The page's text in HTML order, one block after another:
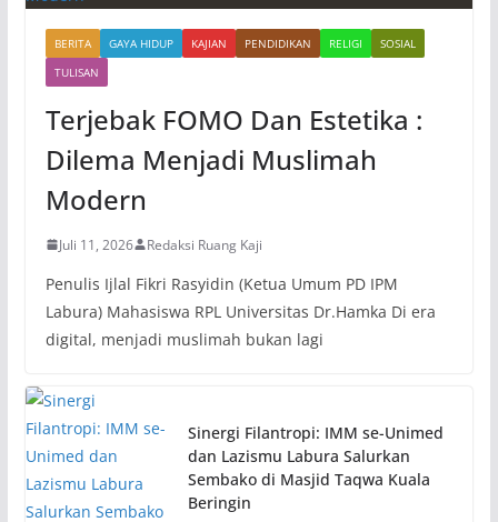
BERITA GAYA HIDUP KAJIAN PENDIDIKAN RELIGI
SOSIAL
TULISAN
Terjebak FOMO Dan Estetika :
Dilema Menjadi Muslimah
Modern
Juli 11, 2026 Redaksi Ruang Kaji
Penulis Ijlal Fikri Rasyidin (Ketua Umum PD IPM
Labura) Mahasiswa RPL Universitas Dr.Hamka Di era
digital, menjadi muslimah bukan lagi
Sinergi Filantropi: IMM se-Unimed
dan Lazismu Labura Salurkan
Sembako di Masjid Taqwa Kuala
Beringin